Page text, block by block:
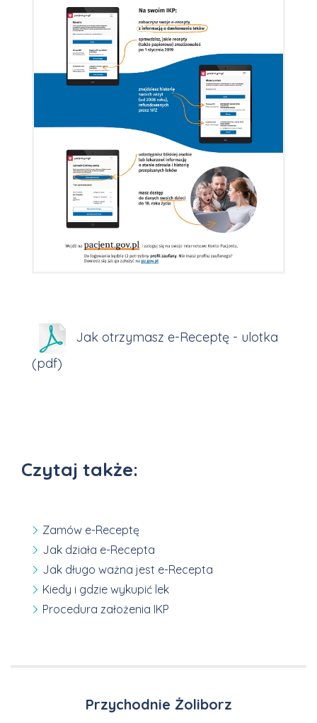
Jak otrzymasz e-Receptę - ulotka
(pdf)
Czytaj także:
Zamów e-Receptę
Jak działa e-Recepta
Jak długo ważna jest e-Recepta
Kiedy i gdzie wykupić lek
Procedura założenia IKP
Przychodnie Żoliborz